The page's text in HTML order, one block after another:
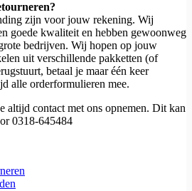
zijn voor jouw rekening. Wij
goede kwaliteit en hebben gewoonweg
bedrijven. Wij hopen op jouw
uit verschillende pakketten (of
betaal je maar één keer
alle orderformulieren mee.
altijd contact met ons opnemen. Dit kan
0318-645484